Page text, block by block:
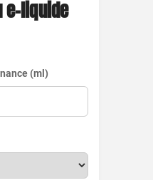
e-liquide
(ml)